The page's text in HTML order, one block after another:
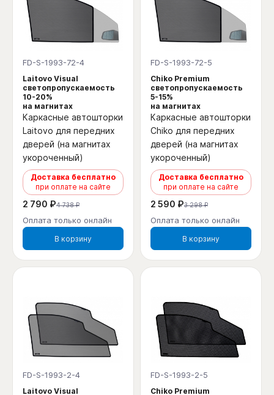
FD-S-1993-72-4
Laitovo Visual
светопропускаемость
10-20%
на магнитах
Каркасные автошторки
Laitovo для передних
дверей (на магнитах
укороченный)
Доставка бесплатно
при оплате на сайте
2 790 ₽4 738 ₽
Оплата только онлайн
В корзину
FD-S-1993-72-5
Chiko Premium
светопропускаемость
5-15%
на магнитах
Каркасные автошторки
Chiko для передних
дверей (на магнитах
укороченный)
Доставка бесплатно
при оплате на сайте
2 590 ₽3 298 ₽
Оплата только онлайн
В корзину
FD-S-1993-2-4
Laitovo Visual
FD-S-1993-2-5
Chiko Premium